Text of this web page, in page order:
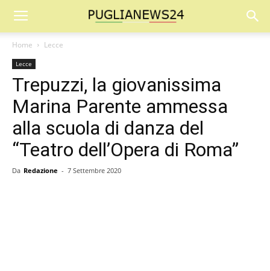
Home Lecce
Lecce
Trepuzzi, la giovanissima
Marina Parente ammessa
alla scuola di danza del
“Teatro dell’Opera di Roma”
Da Redazione - 7 Settembre 2020